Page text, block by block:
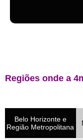
Regiões onde a
Belo Horizonte e
Região Metropolitana